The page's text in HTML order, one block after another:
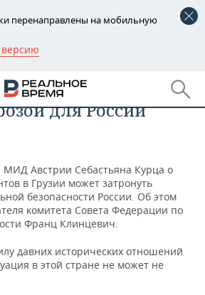
перенаправлены на мобильную
ПФО
в Грузии
для России
Австрии Себастьяна Курца о
в Грузии может затронуть
безопасности России. Об этом
комитета Совета Федерации по
Франц Клинцевич.
давних исторических отношений
в этой стране не может не